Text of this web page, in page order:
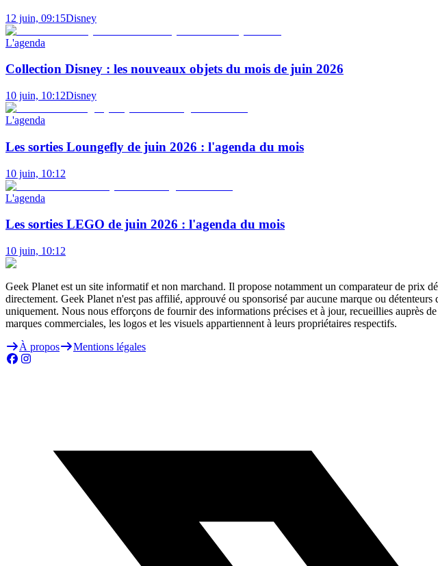
12 juin, 09:15Disney
L'agenda
Collection Disney : les nouveaux objets du mois de juin 2026
10 juin, 10:12Disney
L'agenda
Les sorties Loungefly de juin 2026 : l'agenda du mois
10 juin, 10:12
L'agenda
Les sorties LEGO de juin 2026 : l'agenda du mois
10 juin, 10:12
Geek Planet est un site informatif et non marchand. Il propose notamment un comparateur de prix
directement. Geek Planet n'est pas affilié, approuvé ou sponsorisé par aucune marque ou
uniquement. Nous nous efforçons de fournir des informations précises et à jour, recueillies auprès
marques commerciales, les logos et les visuels appartiennent à leurs propriétaires respectifs.
À propos
Mentions légales